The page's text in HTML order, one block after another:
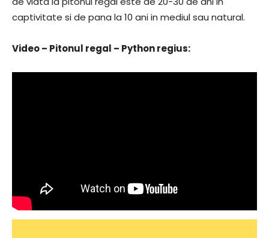
captivitate si de pana la 10 ani in mediul sau natural.
Video – Pitonul regal – Python regius: